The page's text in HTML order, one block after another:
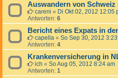
Auswandern von
careni « Di Okt 02, 2012 12:05
Antworten: 6
Bericht eines Expats in
capella « So Sep 30, 2012
Antworten: 4
Krankenversicherung in
ich « So Aug 05, 2012 8:24 am
Antworten: 1